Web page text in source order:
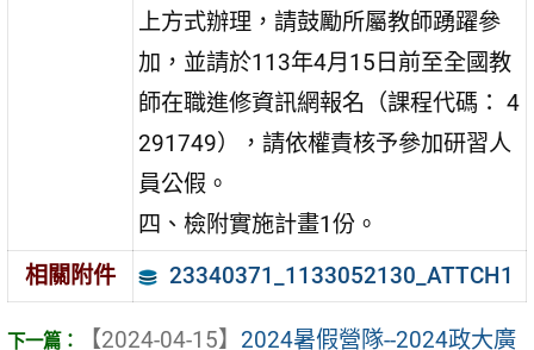
上方式辦理，請鼓勵所屬教師踴躍參
加，並請於113年4月15日前至全國教
師在職進修資訊網報名（課程代碼： 4
291749），請依權責核予參加研習人
員公假。
四、檢附實施計畫1份。
相關附件
23340371_1133052130_ATTCH1
【2024-04-15】 2024暑假營隊--2024政大廣